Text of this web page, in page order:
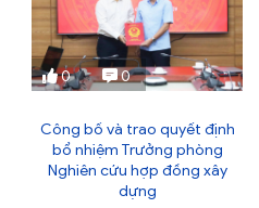
0 0
Công bố và trao quyết định
bổ nhiệm Trưởng phòng
Nghiên cứu hợp đồng xây
dựng